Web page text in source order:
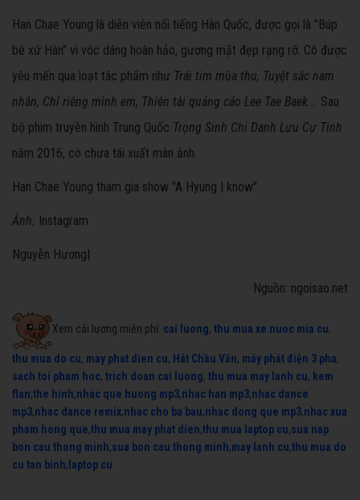
Han Chae Young là diễn viên nổi tiếng Hàn Quốc, được gọi là "Búp
bê xứ Hàn" vì vóc dáng hoàn hảo, gương mặt đẹp rạng rỡ. Cô được
yêu mến qua loạt tác phẩm như Trái tim mùa thu, Tuyệt sắc nam
nhân, Chỉ riêng mình em, Thiên tài quảng cáo Lee Tae Baek... Sau
bộ phim truyền hình Trung Quốc Trọng Sinh Chi Danh Lưu Cự Tinh
năm 2016, cô chưa tái xuất màn ảnh.
Han Chae Young tham gia show "A Hyung I know"
Ảnh: Instagram
Nguyễn Hương|
Nguồn: ngoisao.net
Xem cải lương miễn phí: cai luong, thu mua xe nuoc mia cu,
thu mua do cu, may phat dien cu, Hát Chầu Văn, máy phát điện 3 pha,
sach toi pham hoc, trich doan cai luong, thu mua may lanh cu, kem
flan,the hinh,nhac que huong mp3,nhac han mp3,nhac dance
mp3,nhac dance remix,nhac cho ba bau,nhac dong que mp3,nhac xua
pham hong que,thu mua may phat dien,thu mua laptop cu,sua nap
bon cau thong minh,sua bon cau thong minh,may lanh cu,thu mua do
cu tan binh, laptop cu